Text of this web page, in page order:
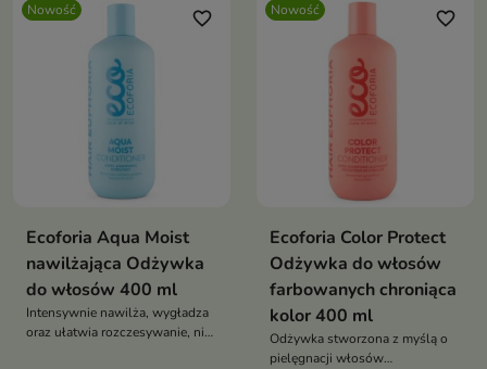
Nowość favorite_border
Ecoforia Aqua Moist
nawilżająca Odżywka
do włosów 400 ml
Intensywnie nawilża, wygładza
oraz ułatwia rozczesywanie, nie
Nowość favorite_border
Ecoforia Color Protect
Odżywka do włosów
farbowanych chroniąca
kolor 400 ml
Odżywka stworzona z myślą o
pielęgnacji włosów